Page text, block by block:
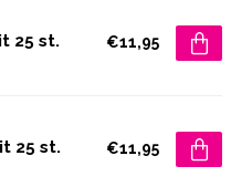
25 st. €11,95
25 st. €11,95